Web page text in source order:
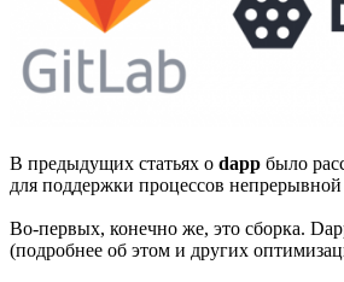
В предыдущих статьях о dapp было
для поддержки процессов
Во-первых, конечно же, это сборка.
(подробнее об этом и других